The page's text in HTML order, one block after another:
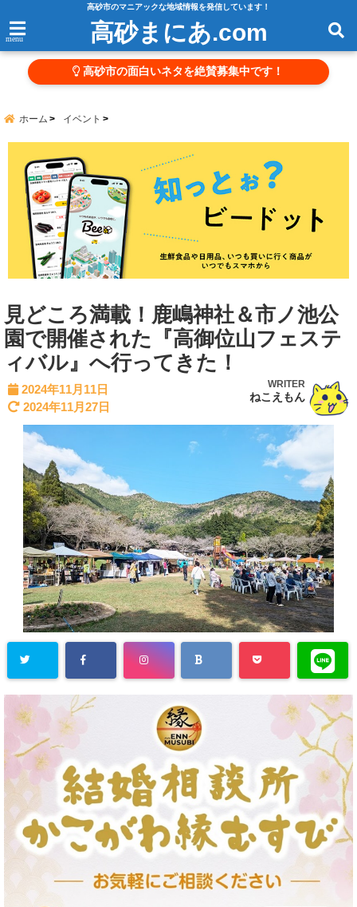
高砂市のマニアックな地域情報を発信しています！
menu 高砂まにあ.com
高砂市の面白いネタを絶賛募集中です！
ホーム イベント
見どころ満載！鹿嶋神社＆市ノ池公
園で開催された『高御位山フェステ
ィバル』へ行ってきた！
2024年11月11日
2024年11月27日
WRITER
ねこえもん